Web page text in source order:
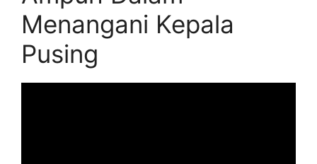
Menangani Kepala
Pusing